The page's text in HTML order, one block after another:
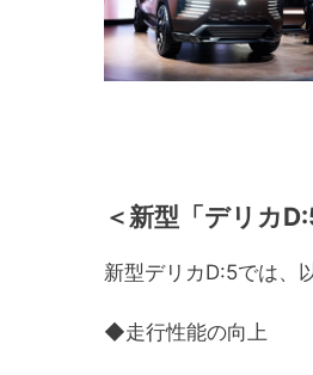
＜新型「デリカ
新型デリカD:5では、
◆走行性能の向上